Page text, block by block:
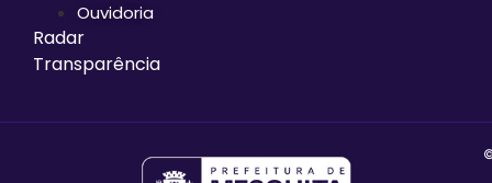
Ouvidoria
Radar
Transparência